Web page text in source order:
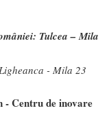
Tulcea – Mila
- Mila 23
- Centru de inovare